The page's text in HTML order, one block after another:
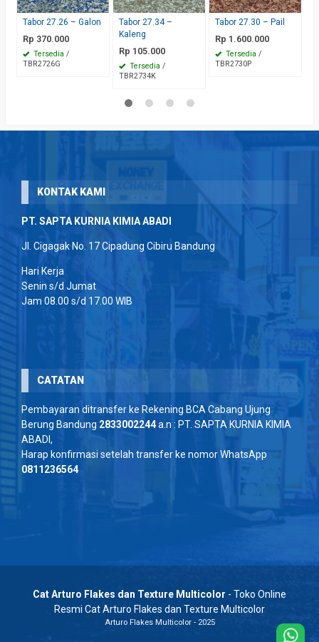
Tabor 27.26 – Galon
Rp 370.000
Tersedia /
TBR2726G
Tabor 27.34 –
Kaleng
Rp 105.000
Tersedia /
TBR2734K
Tabor 27.30 – Pail
Rp 1.600.000
Tersedia /
TBR2730P
KONTAK KAMI
PT. SAPTA KURNIA KIMIA ABADI
Jl. Cigagak No. 17 Cipadung Cibiru Bandung
Hari Kerja
Senin s/d Jumat
Jam 08.00 s/d 17.00 WIB
CATATAN
Pembayaran ditransfer ke Rekening BCA Cabang Ujung
Berung Bandung 2833002244a.n : PT. SAPTA KURNIA KIMIA
ABADI,
Harap konfirmasi setelah transfer ke nomor WhatsApp
0811236564
Cat Arturo Flakes dan Texture Multicolor - Toko Online
Resmi Cat Arturo Flakes dan Texture Multicolor
Arturo Flakes Multicolor - 2025